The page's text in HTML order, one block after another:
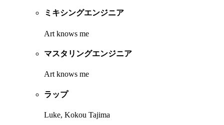
ミキシングエンジニア
Art knows me
マスタリングエンジニア
Art knows me
ラップ
Luke, Kokou Tajima